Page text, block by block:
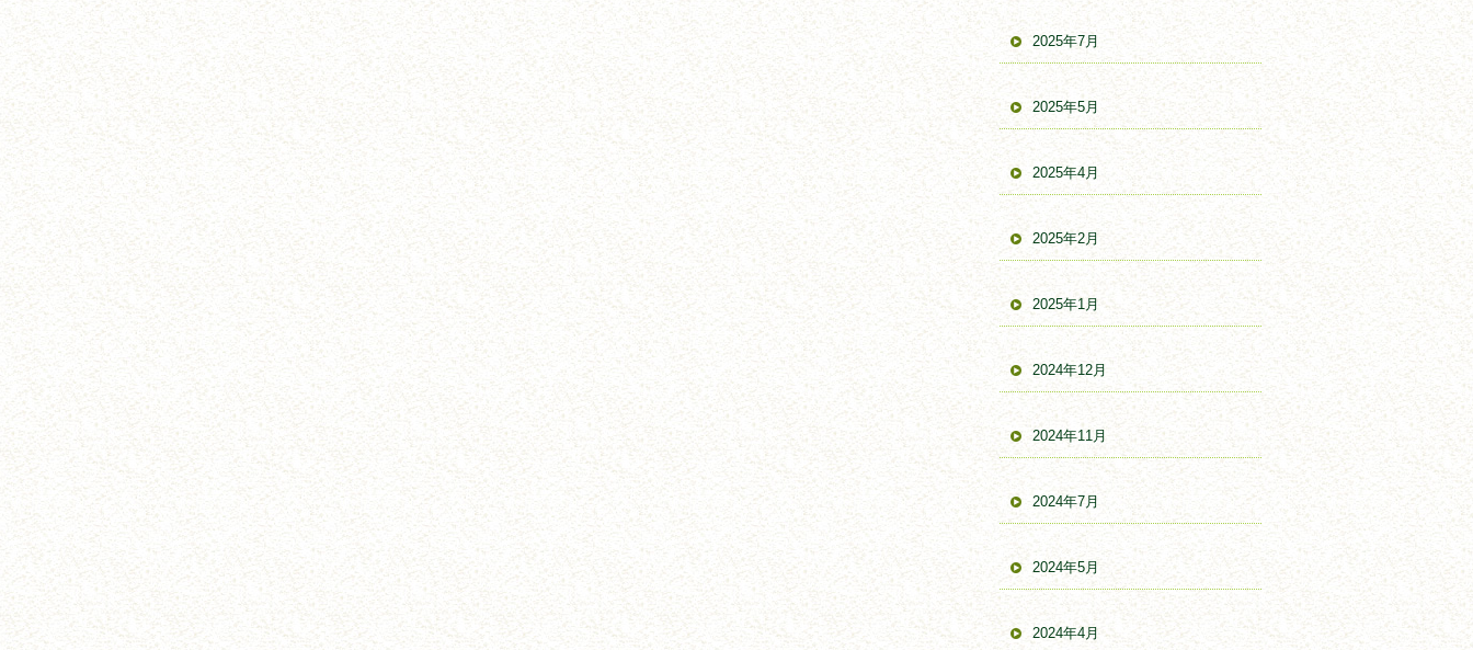
2025年7月
2025年5月
2025年4月
2025年2月
2025年1月
2024年12月
2024年11月
2024年7月
2024年5月
2024年4月